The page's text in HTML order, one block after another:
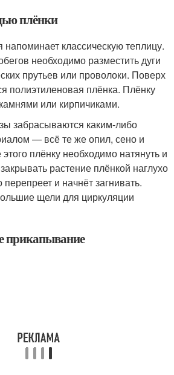
плёнки
напоминает классическую теплицу.
необходимо разместить дуги
прутьев или проволоки. Поверх
полиэтиленовая плёнка. Плёнку
или кирпичиками.
забрасываются каким-либо
— всё те же опил, сено и
плёнку необходимо натянуть и
растение плёнкой наглухо
и начнёт загнивать.
щели для циркуляции
прикапывание